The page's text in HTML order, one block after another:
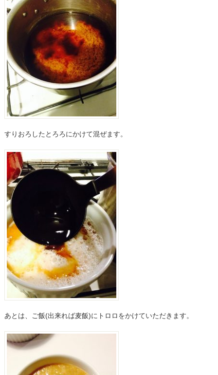
すりおろしたとろろにかけて混ぜます。
あとは、ご飯(出来れば麦飯)にトロロをかけていただきます。